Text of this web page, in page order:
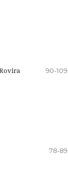
90-109
78-89